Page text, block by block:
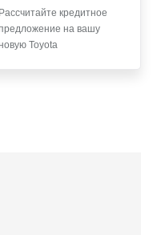
путем направления
заказным почтовым
Рассчитайте кредитное
на вашу
Toyota